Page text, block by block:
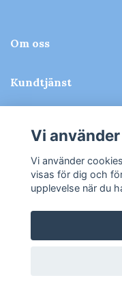
Om oss
Kundtjänst
Sociala medier
©
Vi
Vi använder
visas för dig och
upplevelse när du